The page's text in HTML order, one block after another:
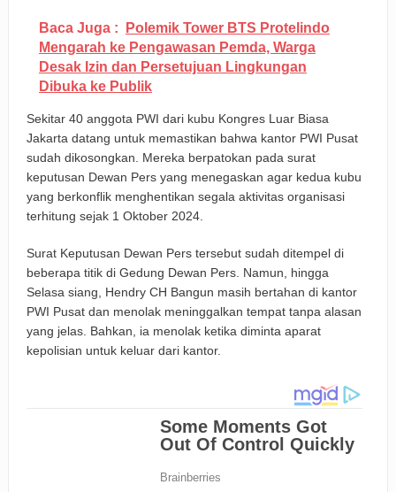
Baca Juga :
Polemik Tower BTS Protelindo
Mengarah ke Pengawasan Pemda, Warga
Desak Izin dan Persetujuan Lingkungan
Dibuka ke Publik
Sekitar 40 anggota PWI dari kubu Kongres Luar Biasa
Jakarta datang untuk memastikan bahwa kantor PWI Pusat
sudah dikosongkan. Mereka berpatokan pada surat
keputusan Dewan Pers yang menegaskan agar kedua kubu
yang berkonflik menghentikan segala aktivitas organisasi
terhitung sejak 1 Oktober 2024.
Surat Keputusan Dewan Pers tersebut sudah ditempel di
beberapa titik di Gedung Dewan Pers. Namun, hingga
Selasa siang, Hendry CH Bangun masih bertahan di kantor
PWI Pusat dan menolak meninggalkan tempat tanpa alasan
yang jelas. Bahkan, ia menolak ketika diminta aparat
kepolisian untuk keluar dari kantor.